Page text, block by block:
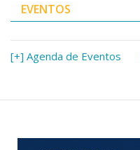
EVENTOS
[+] Agenda de Eventos